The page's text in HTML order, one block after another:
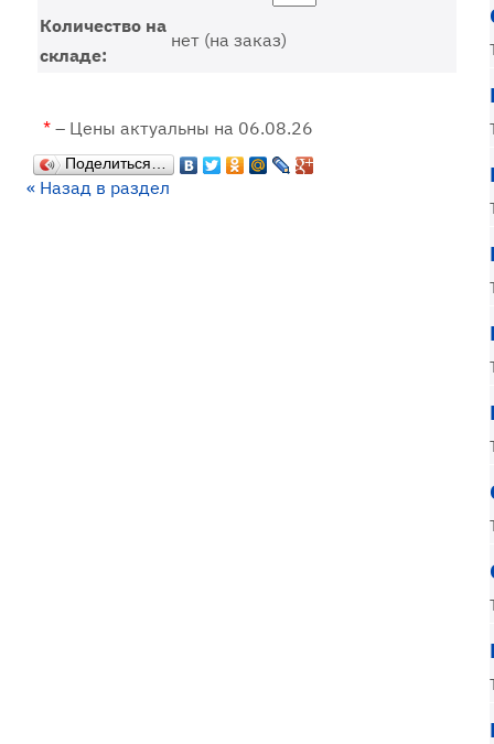
Количество на
складе:
нет (на заказ)
* – Цены актуальны на 06.08.26
Поделиться…
« Назад в раздел